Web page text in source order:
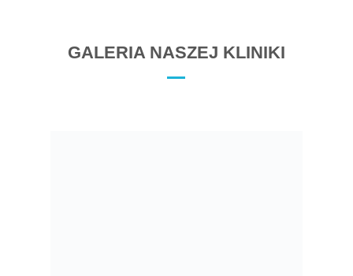
GALERIA NASZEJ KLINIKI